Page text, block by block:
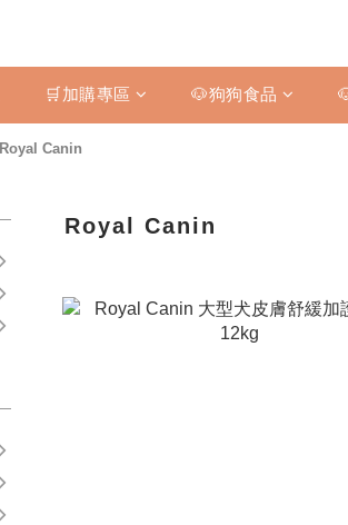
🛒加購專區 🐶狗狗食品
Royal Canin
Royal Canin